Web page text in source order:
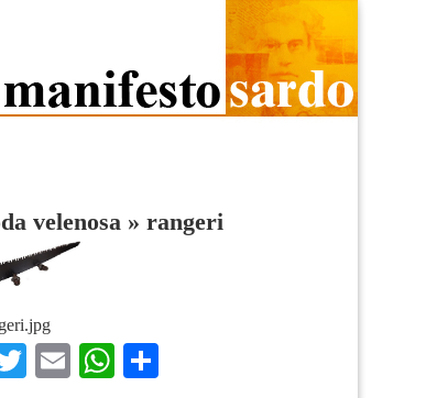
velenosa » rangeri
TwitterEmailWhatsApp